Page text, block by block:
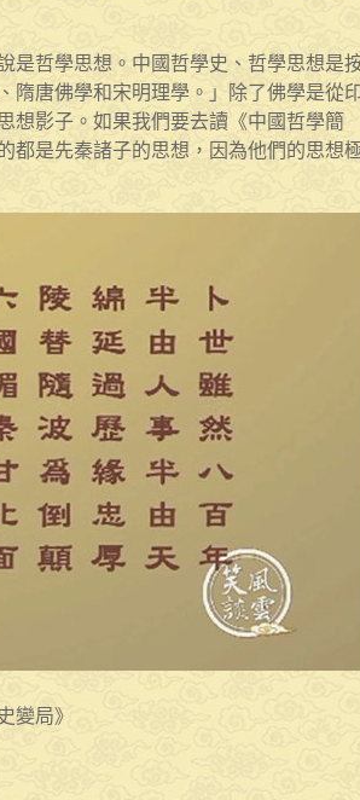
是哲學思想。中國哲學史、哲學思想是
隋唐佛學和宋明理學。」除了佛學是從
想影子。如果我們要去讀《中國哲學簡
都是先秦諸子的思想，因為他們的思想
變局》